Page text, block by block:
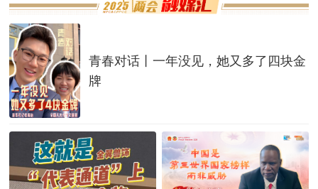
青春对话丨一年没见，她又多了四块金
牌